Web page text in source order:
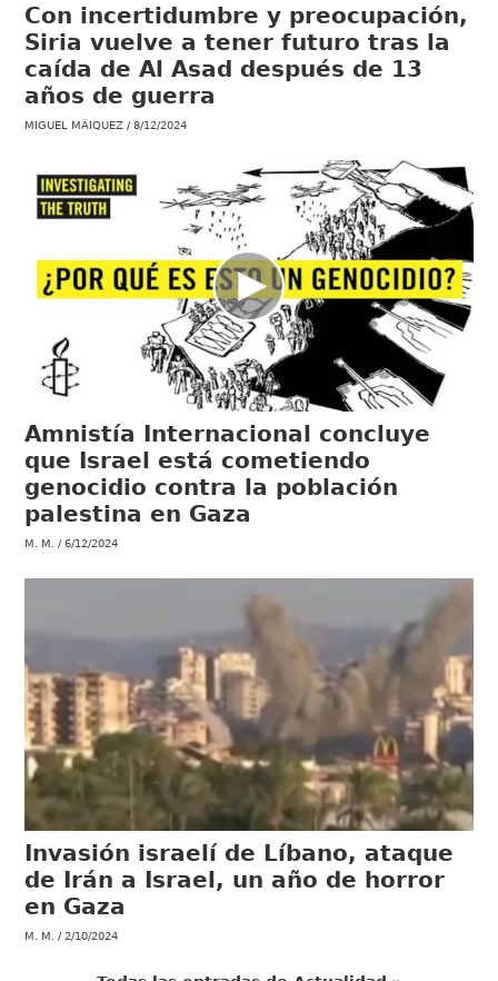
Con incertidumbre y preocupación,
Siria vuelve a tener futuro tras la
caída de Al Asad después de 13
años de guerra
MIGUEL MÁIQUEZ 8/12/2024
Amnistía Internacional concluye
que Israel está cometiendo
genocidio contra la población
palestina en Gaza
M. M. 6/12/2024
Invasión israelí de Líbano, ataque
de Irán a Israel, un año de horror
en Gaza
M. M. 2/10/2024